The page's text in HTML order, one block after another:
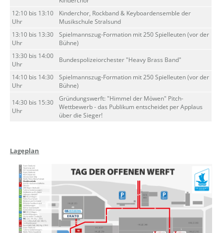
12:10 bis 13:10
Uhr
Kinderchor, Rockband & Keyboardensemble der
Musikschule Stralsund
13:10 bis 13:30
Uhr
Spielmannszug-Formation mit 250 Spielleuten (vor der
Bühne)
13:30 bis 14:00
Uhr
Bundespolizeiorchester "Heavy Brass Band"
14:10 bis 14:30
Uhr
Spielmannszug-Formation mit 250 Spielleuten (vor der
Bühne)
14:30 bis 15:30
Uhr
Gründungswerft: "Himmel der Möwen" Pitch-
Wettbewerb - das Publikum entscheidet per Applaus
über die Sieger!
Lageplan